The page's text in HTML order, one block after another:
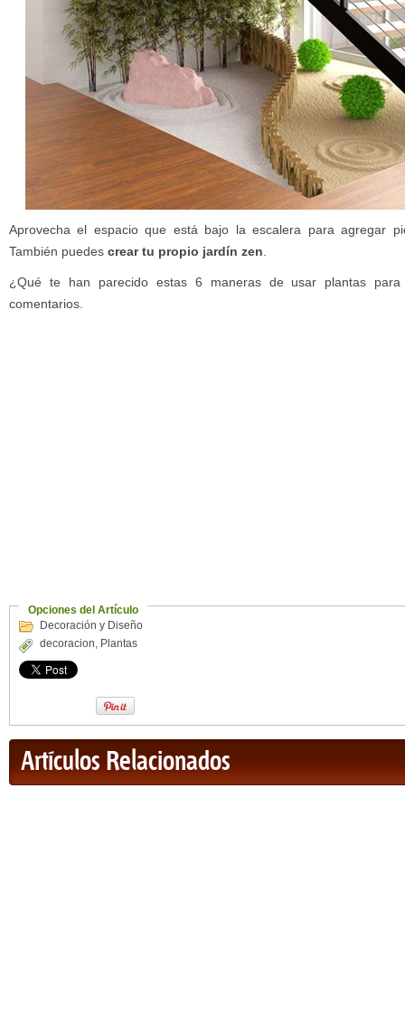
Aprovecha el espacio que está bajo la escalera para agregar
También puedes crear tu propio jardín zen
¿Qué te han parecido estas 6 maneras de usar plantas
comentarios.
Opciones del Artículo
Decoración y Diseño
decoracion, Plantas
Artículos Relacionados